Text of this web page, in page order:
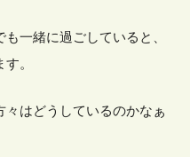
一緒に過ごしていると、
。
はどうしているのかなぁ